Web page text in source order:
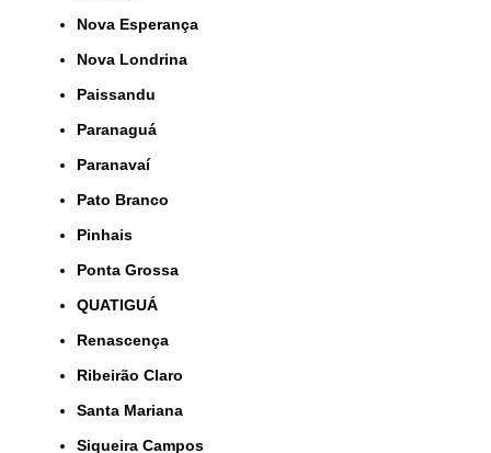
Nova Esperança
Nova Londrina
Paissandu
Paranaguá
Paranavaí
Pato Branco
Pinhais
Ponta Grossa
QUATIGUÁ
Renascença
Ribeirão Claro
Santa Mariana
Siqueira Campos